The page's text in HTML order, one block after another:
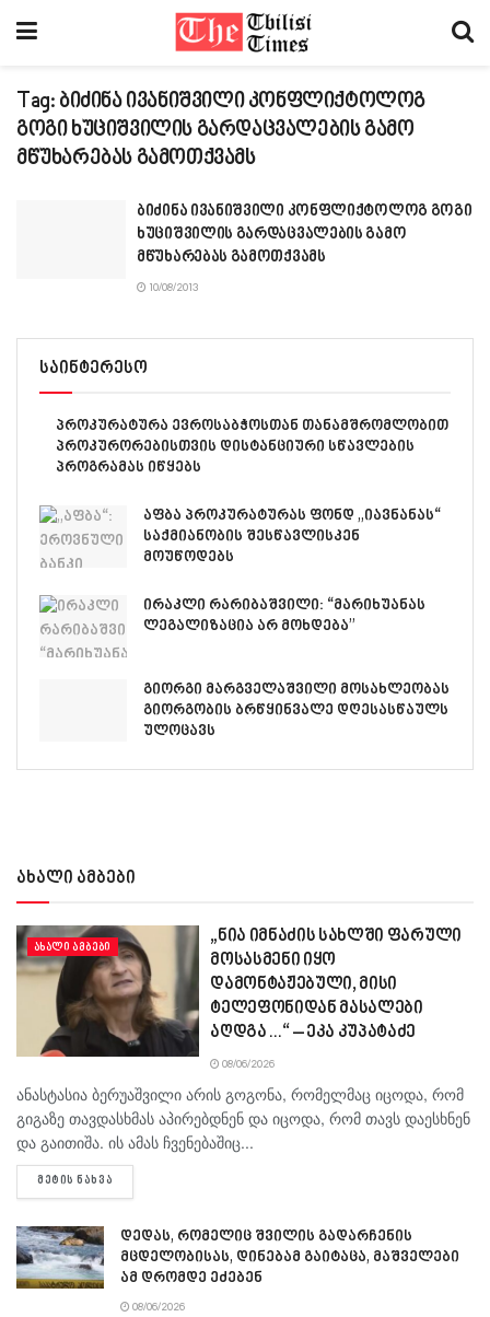
Tag: ბიძინა ივანიშვილი კონფლიქტოლოგ
გოგი ხუციშვილის გარდაცვალების გამო
მწუხარებას გამოთქვამს
ბიძინა ივანიშვილი კონფლიქტოლოგ გოგი
ხუციშვილის გარდაცვალების გამო
მწუხარებას გამოთქვამს
10/08/2013
საინტერესო
პროკურატურა ევროსაბჭოსთან თანამშრომლობით
პროკურორებისთვის დისტანციური სწავლების
პროგრამას იწყებს
აფბა პროკურატურას ფონდ „იავნანას“
საქმიანობის შესწავლისკენ
მოუწოდებს
ირაკლი რარიბაშვილი: “მარიხუანას
ლეგალიზაცია არ მოხდება”
გიორგი მარგველაშვილი მოსახლეობას
გიორგობის ბრწყინვალე დღესასწაულს
ულოცავს
ახალი ამბები
ᲐᲮᲐᲚᲘ ᲐᲛᲑᲔᲑᲘ
„ნია იმნაძის სახლში ფარული
მოსასმენი იყო
დამონტაჟებული, მისი
ტელეფონიდან მასალები
აღდგა…“ – ეკა კუპატაძე
08/06/2026
ანასტასია ბერუაშვილი არის გოგონა, რომელმაც იცოდა, რომ
გიგაზე თავდასხმას აპირებდნენ და იცოდა, რომ თავს დაესხნენ
და გაითიშა. ის ამას ჩვენებაშიც...
ᲛᲔᲢᲘᲡ ᲜᲐᲮᲕᲐ
დედას, რომელიც შვილის გადარჩენის
მცდელობისას, დინებამ გაიტაცა, მაშველები
ამ დრომდე ეძებენ
08/06/2026